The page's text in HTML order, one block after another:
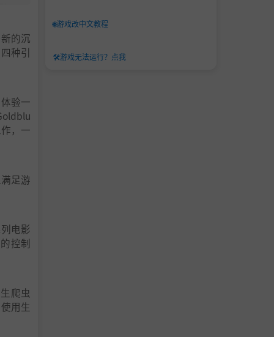
的沉
种引
验一
，一
足游
电影
控制
爬虫
用生
🌐游戏改中文教程
🛠️游戏无法运行？点我